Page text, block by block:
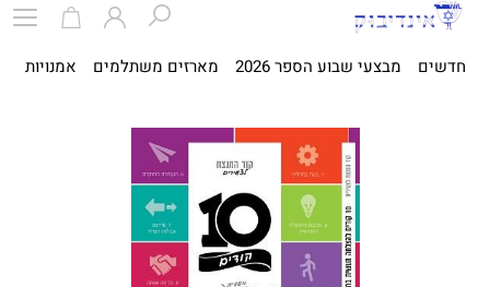
חדשים מבצעי שבוע הספר 2026 מארזים משתלמים אמנויות